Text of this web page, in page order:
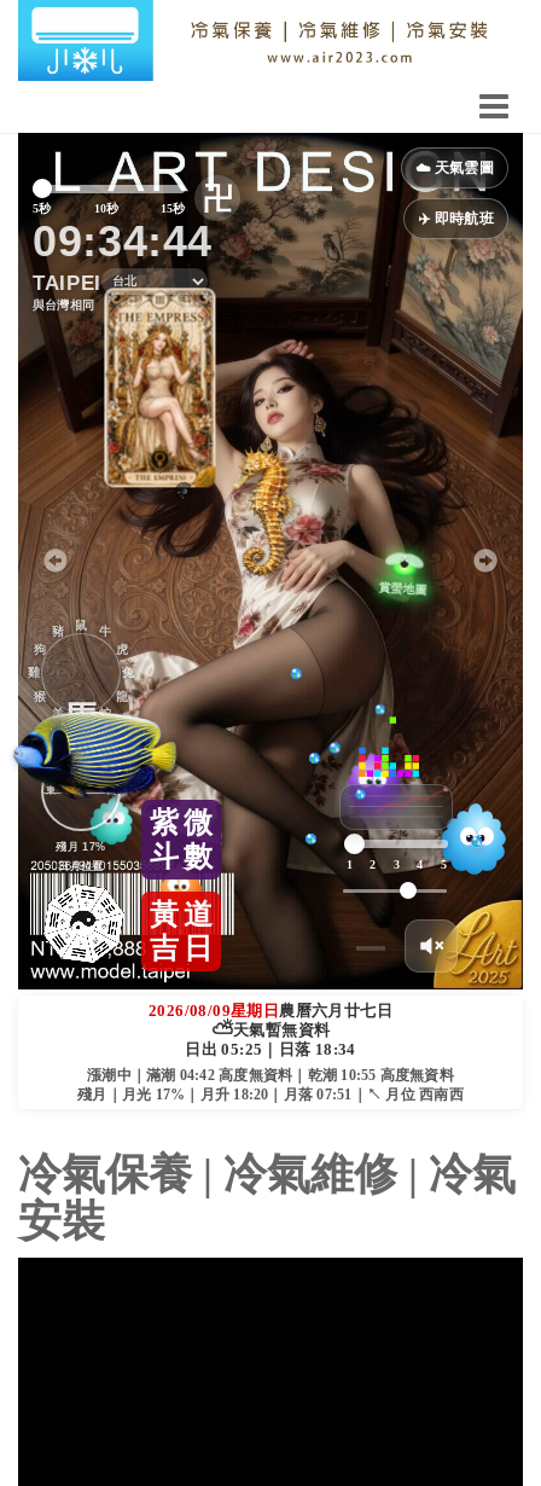
☁️ 天氣雲圖
✈️ 即時航班
紫微
斗數
黃道
吉 日
1 2 3 4 5
5秒 10秒 15秒 卍
09:34:46
TAIPEI
與台灣相同
鼠
牛
虎
兔
龍
蛇
馬
羊
猴
雞
狗
豬
東 西
殘月 17%
日月位置
Previous Next
2026/08/09星期日農曆六月廿七日
⛅天氣暫無資料
日出 05:25｜日落 18:34
漲潮中｜滿潮 04:42 高度無資料｜乾潮 10:55 高度無資料
殘月｜月光 17%｜月升 18:20｜月落 07:51｜↖ 月位 西南西
冷氣保養 | 冷氣維修 | 冷氣
安裝